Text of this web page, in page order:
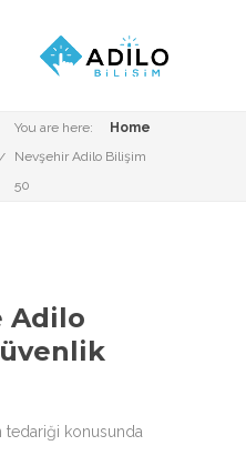
You are here:
Home
Nevşehir Adilo Bilişim
50
Adilo
tedariği konusunda